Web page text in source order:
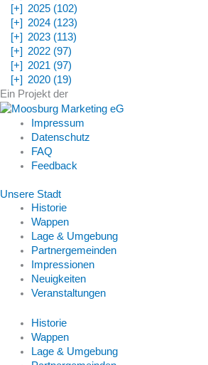
[+]
2025 (102)
[+]
2024 (123)
[+]
2023 (113)
[+]
2022 (97)
[+]
2021 (97)
[+]
2020 (19)
Ein Projekt der
Impressum
Datenschutz
FAQ
Feedback
Unsere Stadt
Historie
Wappen
Lage & Umgebung
Partnergemeinden
Impressionen
Neuigkeiten
Veranstaltungen
Historie
Wappen
Lage & Umgebung